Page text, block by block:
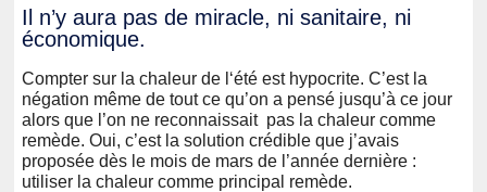
Il n’y aura pas de miracle, ni sanitaire, ni
économique.
Compter sur la chaleur de l‘été est hypocrite. C’est la
négation même de tout ce qu’on a pensé jusqu’à ce jour
alors que l’on ne reconnaissait pas la chaleur comme
remède. Oui, c’est la solution crédible que j’avais
proposée dès le mois de mars de l’année dernière :
utiliser la chaleur comme principal remède.